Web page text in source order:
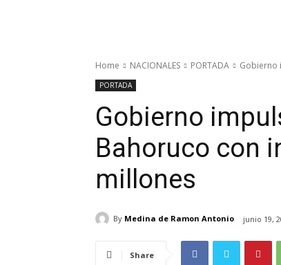
Home NACIONALES PORTADA Gobierno
PORTADA
Gobierno
Bahoruco con
millones
By Medina de Ramon Antonio junio 19,
Share